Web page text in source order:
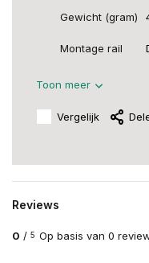
Gewicht (gram)
Montage rail
Toon meer
Vergelijk
Reviews
0 / 5 Op basis van 0